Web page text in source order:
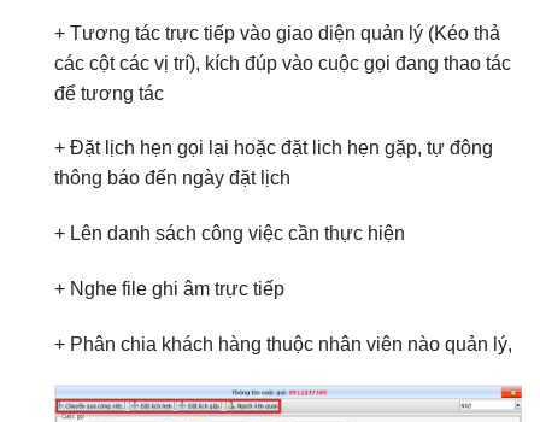
+ Tương tác trực tiếp vào giao diện quản lý (Kéo thả
các cột các vị trí), kích đúp vào cuộc gọi đang thao tác
để tương tác
+ Đặt lịch hẹn gọi lại hoặc đặt lich hẹn gặp, tự động
thông báo đến ngày đặt lịch
+ Lên danh sách công việc cần thực hiện
+ Nghe file ghi âm trực tiếp
+ Phân chia khách hàng thuộc nhân viên nào quản lý,